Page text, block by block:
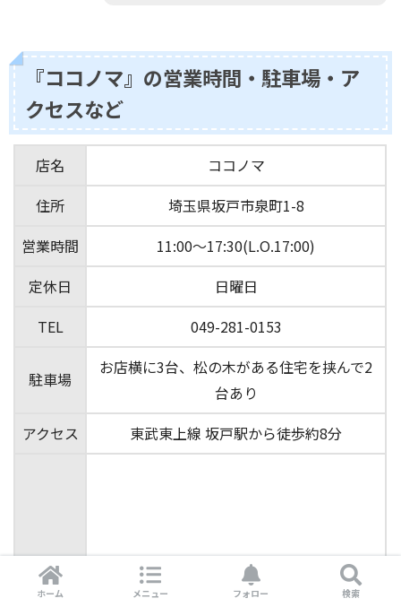
『ココノマ』の営業時間・駐車場・ア
クセスなど
店名
ココノマ
住所
埼玉県坂戸市泉町1-8
営業時間
11:00～17:30(L.O.17:00)
定休日
日曜日
TEL
049-281-0153
駐車場
お店横に3台、松の木がある住宅を挟んで2
台あり
アクセス
東武東上線 坂戸駅から徒歩約8分
ホーム メニュー フォロー 検索